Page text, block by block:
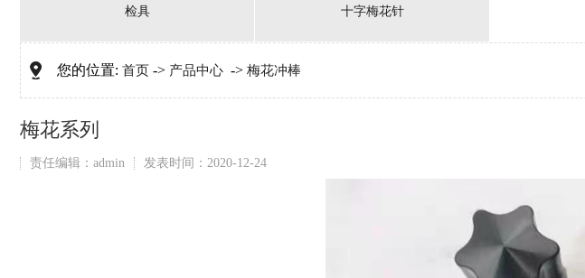
检具 十字梅花针
您的位置: 首页 -> 产品中心 -> 梅花冲棒
梅花系列
责任编辑：admin 发表时间：2020-12-24